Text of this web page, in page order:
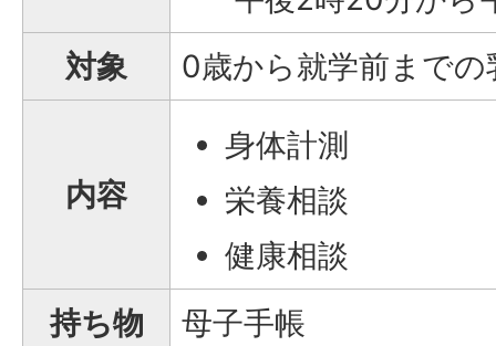
対象
0歳から就学前までの
内容
身体計測
栄養相談
健康相談
持ち物
母子手帳